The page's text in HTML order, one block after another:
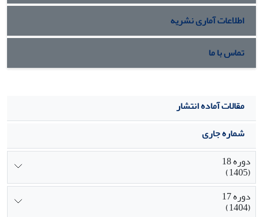
اطلاعات آماری نشریه
تماس با ما
مقالات آماده انتشار
شماره جاری
دوره 18
(1405)
دوره 17
(1404)